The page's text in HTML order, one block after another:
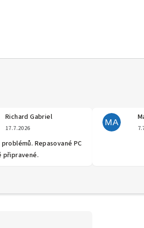
Richard Gabriel
Hodnocení obchodu je 5 z 5
17.7.2026
Repasované PC
MA